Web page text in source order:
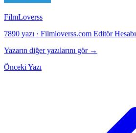
FilmLoverss
7890 yazı · Filmloverss.com Editör Hesabı
Yazarın diğer yazılarını gör →
Önceki Yazı